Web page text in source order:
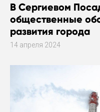
В Сергиевом
общественные
развития города
14 апреля 2024